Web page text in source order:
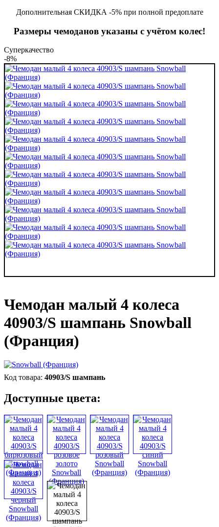
Дополнительная СКИДКА -5% при полной предоплате
Размеры чемоданов указаны с учётом колес!
Суперкачество
-8%
Чемодан малый 4 колеса
40903/S шампань Snowball
(Франция)
40903/S шампань
Доступные цвета: